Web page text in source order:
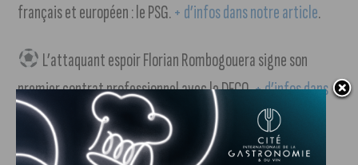
français et européen : le PSG.+ d’infos dans notre article.
L’attaquant espoir Florian Rombogouera signe son
premier contrat professionnel avec le DFCO.+ d’infos dans
notre article